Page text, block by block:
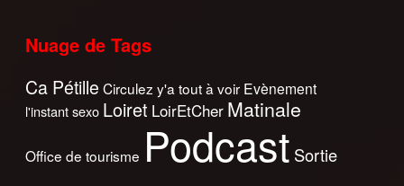
Nuage de Tags
Ca Pétille Circulez y'a tout à voir Evènement
l'instant sexo Loiret LoirEtCher Matinale
Office de tourisme Podcast Sortie